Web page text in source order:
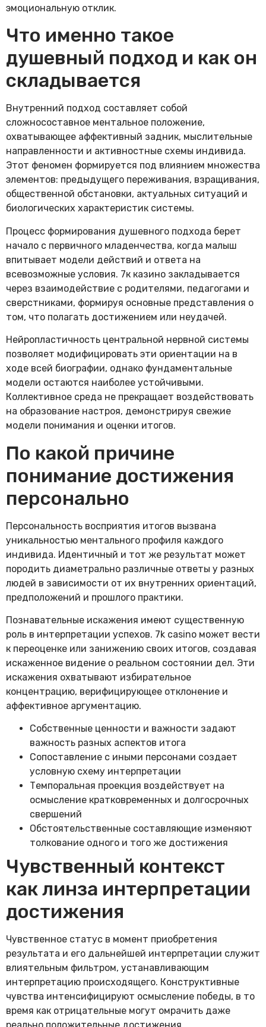
эмоциональную отклик.
Что именно такое
душевный подход и как он
складывается
Внутренний подход составляет собой
сложносоставное ментальное положение,
охватывающее аффективный задник, мыслительные
направленности и активностные схемы индивида.
Этот феномен формируется под влиянием множества
элементов: предыдущего переживания, взращивания,
общественной обстановки, актуальных ситуаций и
биологических характеристик системы.
Процесс формирования душевного подхода берет
начало с первичного младенчества, когда малыш
впитывает модели действий и ответа на
всевозможные условия. 7к казино закладывается
через взаимодействие с родителями, педагогами и
сверстниками, формируя основные представления о
том, что полагать достижением или неудачей.
Нейропластичность центральной нервной системы
позволяет модифицировать эти ориентации на в
ходе всей биографии, однако фундаментальные
модели остаются наиболее устойчивыми.
Коллективное среда не прекращает воздействовать
на образование настроя, демонстрируя свежие
модели понимания и оценки итогов.
По какой причине
понимание достижения
персонально
Персональность восприятия итогов вызвана
уникальностью ментального профиля каждого
индивида. Идентичный и тот же результат может
породить диаметрально различные ответы у разных
людей в зависимости от их внутренних ориентаций,
предположений и прошлого практики.
Познавательные искажения имеют существенную
роль в интерпретации успехов. 7k casino может вести
к переоценке или занижению своих итогов, создавая
искаженное видение о реальном состоянии дел. Эти
искажения охватывают избирательное
концентрацию, верифицирующее отклонение и
аффективное аргументацию.
Собственные ценности и важности задают
важность разных аспектов итога
Сопоставление с иными персонами создает
условную схему интерпретации
Темпоральная проекция воздействует на
осмысление кратковременных и долгосрочных
свершений
Обстоятельственные составляющие изменяют
толкование одного и того же достижения
Чувственный контекст
как линза интерпретации
достижения
Чувственное статус в момент приобретения
результата и его дальнейшей интерпретации служит
влиятельным фильтром, устанавливающим
интерпретацию происходящего. Конструктивные
чувства интенсифицируют осмысление победы, в то
время как отрицательные могут омрачить даже